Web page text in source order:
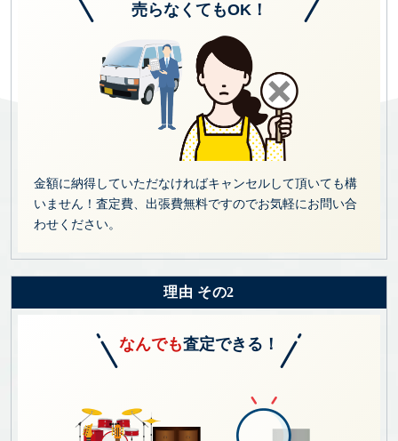
売らなくてもOK！
金額に納得していただなければキャンセルして頂いても構
いません！査定費、出張費無料ですのでお気軽にお問い合
わせください。
理由 その2
なんでも査定できる！